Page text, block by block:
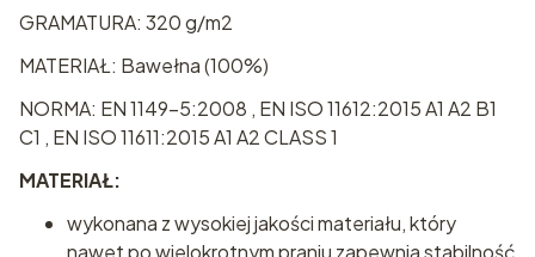
GRAMATURA: 320 g/m2
MATERIAŁ: Bawełna (100%)
NORMA: EN 1149-5:2008 , EN ISO 11612:2015 A1 A2 B1
C1 , EN ISO 11611:2015 A1 A2 CLASS 1
MATERIAŁ:
wykonana z wysokiej jakości materiału, który